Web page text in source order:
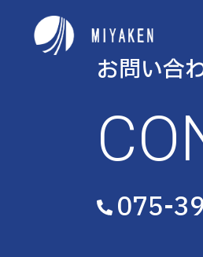
お問い合
075-